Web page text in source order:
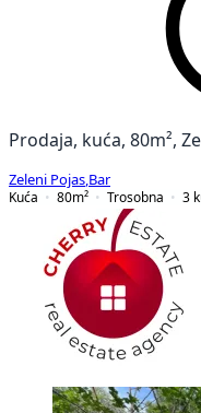
Prodaja, kuća, 80m²,
Zeleni Pojas Bar
Kuća
80m² Trosobna 3